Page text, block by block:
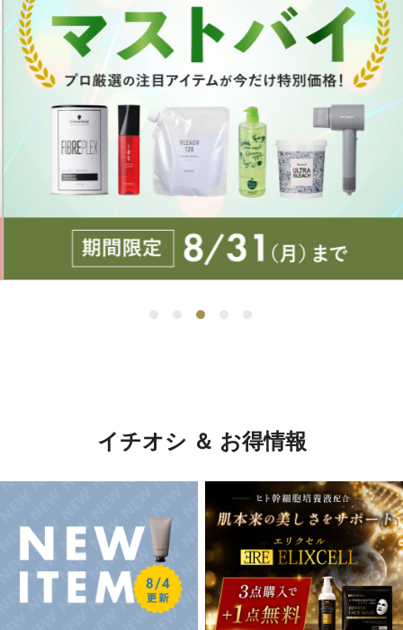
イチオシ ＆ お得情報